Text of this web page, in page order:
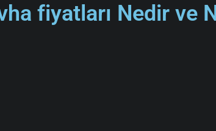
fiyatları Nedir ve